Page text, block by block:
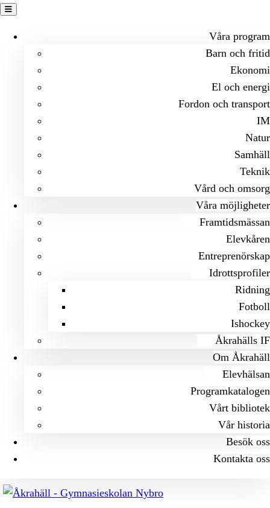
Hoppa
innehåll
Våra program
Barn och fritid
Ekonomi
El och energi
Fordon och transport
IM
Natur
Samhäll
Teknik
Vård och omsorg
Våra möjligheter
Framtidsmässan
Elevkåren
Entreprenörskap
Idrottsprofiler
Ridning
Fotboll
Ishockey
Åkrahälls IF
Om Åkrahäll
Elevhälsan
Programkatalogen
Vårt bibliotek
Vår historia
Besök oss
Kontakta oss